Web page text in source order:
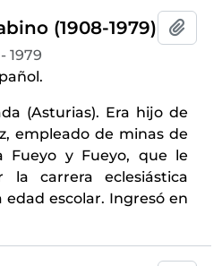
(1908-1979)
1979
(Asturias). Era hijo de
empleado de minas de
Fueyo y Fueyo, que le
la carrera eclesiástica
edad escolar. Ingresó en